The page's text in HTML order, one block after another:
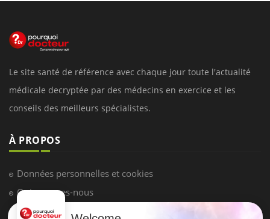
Le site santé de référence avec chaque jour toute l'actualité
médicale decryptée par des médecins en exercice et les
conseils des meilleurs spécialistes.
À PROPOS
Données personnelles et cookies
Qui sommes-nous
Conditions d'utilisation